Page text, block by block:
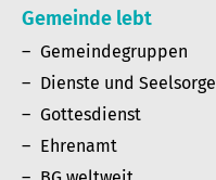
Gemeinde lebt
Gemeindegruppen
Dienste und Seelsorge
Gottesdienst
Ehrenamt